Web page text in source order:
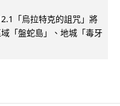
「烏拉特克的詛咒」將
「盤蛇島」、地城「毒牙